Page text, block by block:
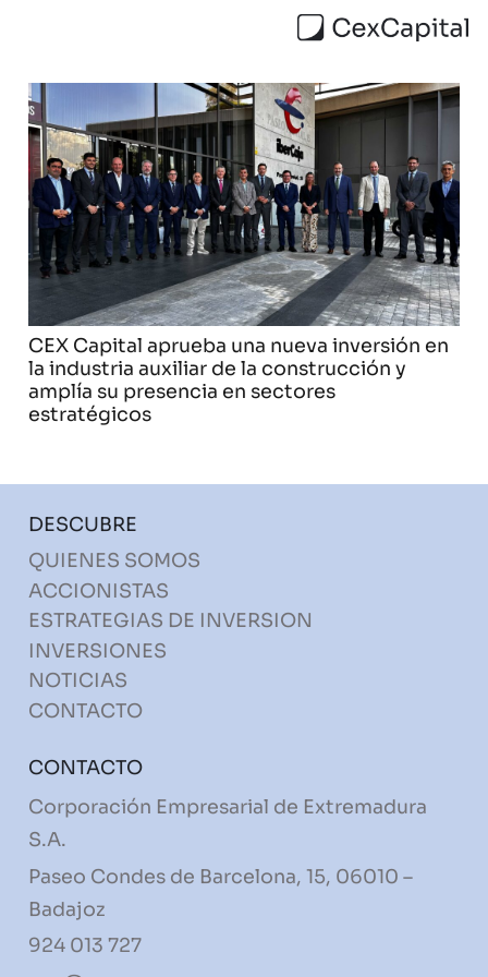
CEX Capital aprueba una nueva inversión en
la industria auxiliar de la construcción y
amplía su presencia en sectores
estratégicos
DESCUBRE
QUIENES SOMOS
ACCIONISTAS
ESTRATEGIAS DE INVERSION
INVERSIONES
NOTICIAS
CONTACTO
CONTACTO
Corporación Empresarial de Extremadura
S.A.
Paseo Condes de Barcelona, 15, 06010 –
Badajoz
924 013 727